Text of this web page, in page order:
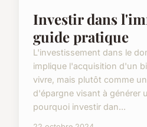
Investir dans
guide pratique
L'investissement dans le
implique l'acquisition d'un
vivre, mais plutôt comme
d'épargne visant à générer
pourquoi investir dan...